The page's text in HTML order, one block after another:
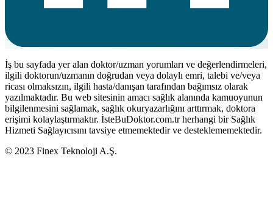
İş bu sayfada yer alan doktor/uzman yorumları ve değerlendirmeleri,
ilgili doktorun/uzmanın doğrudan veya dolaylı emri, talebi ve/veya
ricası olmaksızın, ilgili hasta/danışan tarafından bağımsız olarak
yazılmaktadır. Bu web sitesinin amacı sağlık alanında kamuoyunun
bilgilenmesini sağlamak, sağlık okuryazarlığını arttırmak, doktora
erişimi kolaylaştırmaktır. İsteBuDoktor.com.tr herhangi bir Sağlık
Hizmeti Sağlayıcısını tavsiye etmemektedir ve desteklememektedir.
© 2023 Finex Teknoloji A.Ş.